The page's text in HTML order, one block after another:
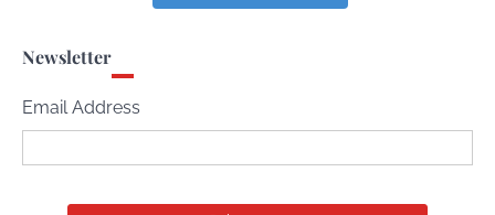
Newsletter
Email Address